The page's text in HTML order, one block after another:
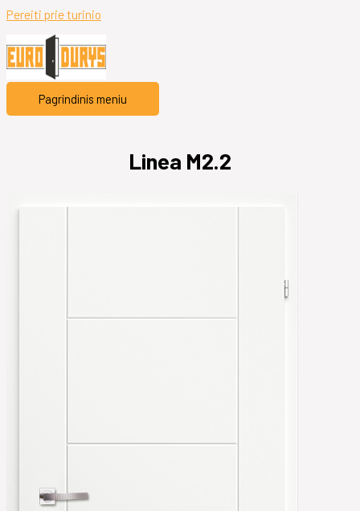
Pereiti prie turinio
Pagrindinis meniu
Linea M2.2